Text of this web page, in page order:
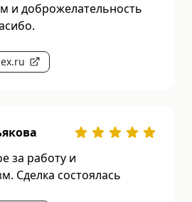
и доброжелательность
за работу и
Сделка состоялась